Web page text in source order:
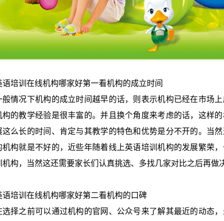
语培训在线机构哪家好第一看机构的成立时间
般情况下机构的成立时间越早的话，则表示机构已经在市场
构的教学经验是很丰富的。并且换个角度来考虑的话，这样
这么长的时间、肯定与其教学的特色和优势是分不开的。当
机构就是不好的，近些年随着线上英语培训机构的发展繁荣
机构，当然这还需要家长们认真挑选、多找几家对比之后再做
语培训在线机构哪家好第二看机构的口碑
选择之前可以通过机构的官网、公众号来了解其最近的动态，